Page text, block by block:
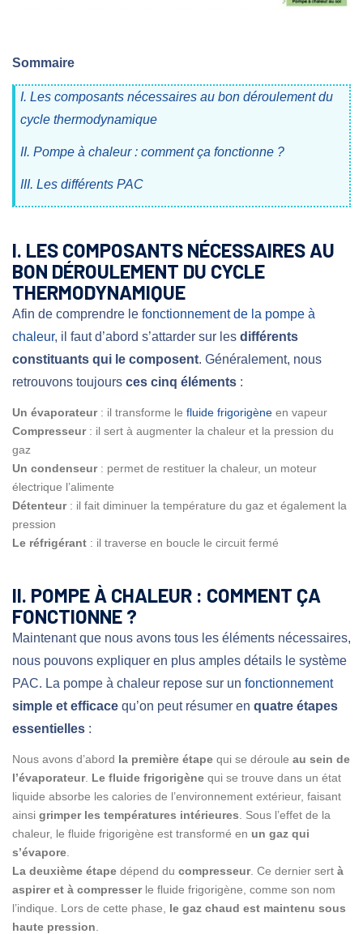
Sommaire
I. Les composants nécessaires au bon déroulement du
cycle thermodynamique
II. Pompe à chaleur : comment ça fonctionne ?
III. Les différents PAC
I. LES COMPOSANTS NÉCESSAIRES AU
BON DÉROULEMENT DU CYCLE
THERMODYNAMIQUE
Afin de comprendre le fonctionnement de la pompe à
chaleur, il faut d’abord s’attarder sur les différents
constituants qui le composent. Généralement, nous
retrouvons toujours ces cinq éléments :
Un évaporateur: il transforme le fluide frigorigène en vapeur
Compresseur: il sert à augmenter la chaleur et la pression du
gaz
Un condenseur: permet de restituer la chaleur, un moteur
électrique l’alimente
Détenteur: il fait diminuer la température du gaz et également la
pression
Le réfrigérant : il traverse en boucle le circuit fermé
II. POMPE À CHALEUR : COMMENT ÇA
FONCTIONNE ?
Maintenant que nous avons tous les éléments nécessaires,
nous pouvons expliquer en plus amples détails le système
PAC. La pompe à chaleur repose sur un fonctionnement
simple et efficace qu’on peut résumer en quatre étapes
essentielles :
Nous avons d’abord la première étape qui se déroule au sein de
l’évaporateur. Le fluide frigorigène qui se trouve dans un état
liquide absorbe les calories de l’environnement extérieur, faisant
ainsi grimper les températures intérieures . Sous l’effet de la
chaleur, le fluide frigorigène est transformé en un gaz qui
s’évapore
La deuxième étape dépend du compresseur. Ce dernier sert à
aspirer et à compresserle fluide frigorigène, comme son nom
l’indique. Lors de cette phase, le gaz chaud est maintenu sous
haute pression